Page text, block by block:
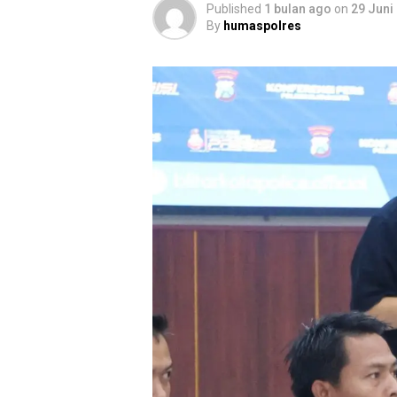
Published 1 bulan ago on 29 Juni
By humaspolres